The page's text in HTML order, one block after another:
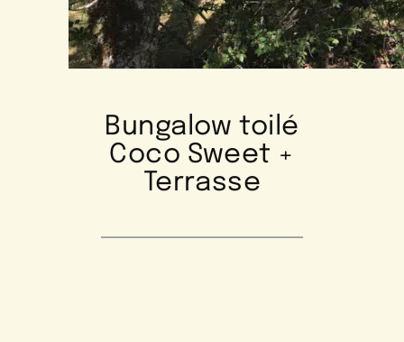
Bungalow toilé
Coco Sweet +
Terrasse